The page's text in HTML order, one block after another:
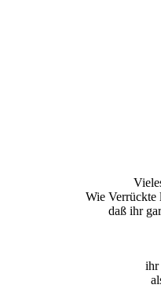
Wie Verrückte
daß ihr
ihr